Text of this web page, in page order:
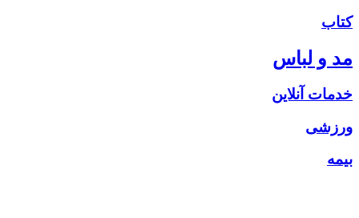
کتاب
مد و لباس
خدمات آنلاین
ورزشی
بیمه